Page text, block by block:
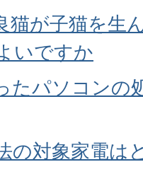
猫が子猫を生
いですか
たパソコンの
の対象家電は